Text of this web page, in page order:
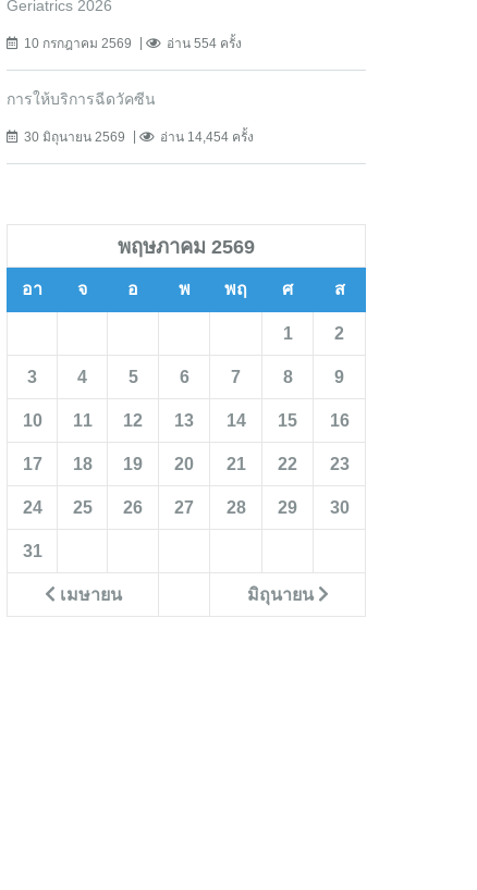
Geriatrics 2026
10 กรกฎาคม 2569 อ่าน 554 ครั้ง
การให้บริการฉีดวัคซีน
30 มิถุนายน 2569 อ่าน 14,454 ครั้ง
พฤษภาคม 2569
อา จ อ พ พฤ ศ ส
เมษายน มิถุนายน
1 2
3 4 5 6 7 8 9
10 11 12 13 14 15 16
17 18 19 20 21 22 23
24 25 26 27 28 29 30
31